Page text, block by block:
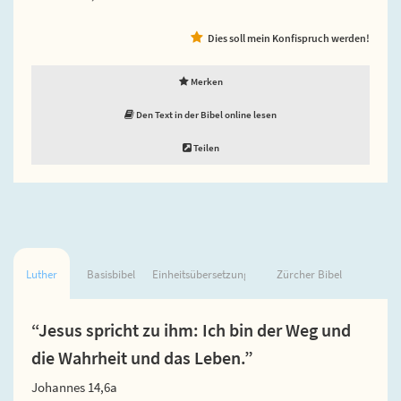
Dies soll mein Konfispruch werden!
Merken
Den Text in der Bibel online lesen
Teilen
Luther Basisbibel Einheitsübersetzung Zürcher Bibel
“Jesus spricht zu ihm: Ich bin der Weg und
die Wahrheit und das Leben.”
Johannes 14,6a